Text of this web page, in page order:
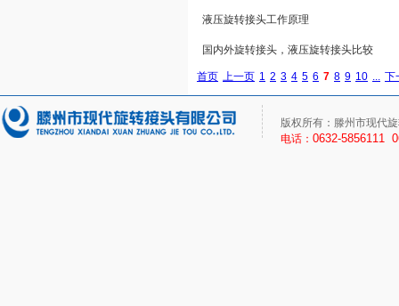
液压旋转接头工作原理
国内外旋转接头，液压旋转接头比较
首页 上一页 1 2 3 4 5 6 7 8 9 10 ... 下
版权所有：滕州市现代
电话： 0632-5856111